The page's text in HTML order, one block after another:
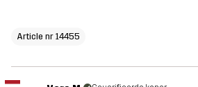
Article nr 14455